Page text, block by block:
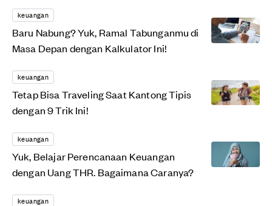
keuangan
Baru Nabung? Yuk, Ramal Tabunganmu di
Masa Depan dengan Kalkulator Ini!
keuangan
Tetap Bisa Traveling Saat Kantong Tipis
dengan 9 Trik Ini!
keuangan
Yuk, Belajar Perencanaan Keuangan
dengan Uang THR. Bagaimana Caranya?
keuangan